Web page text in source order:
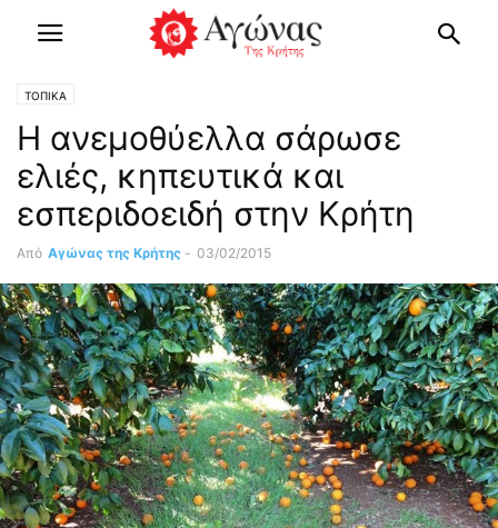
ΤΟΠΙΚΑ
Η ανεμοθύελλα σάρωσε
ελιές, κηπευτικά και
εσπεριδοειδή στην Κρήτη
Από Αγώνας της Κρήτης - 03/02/2015